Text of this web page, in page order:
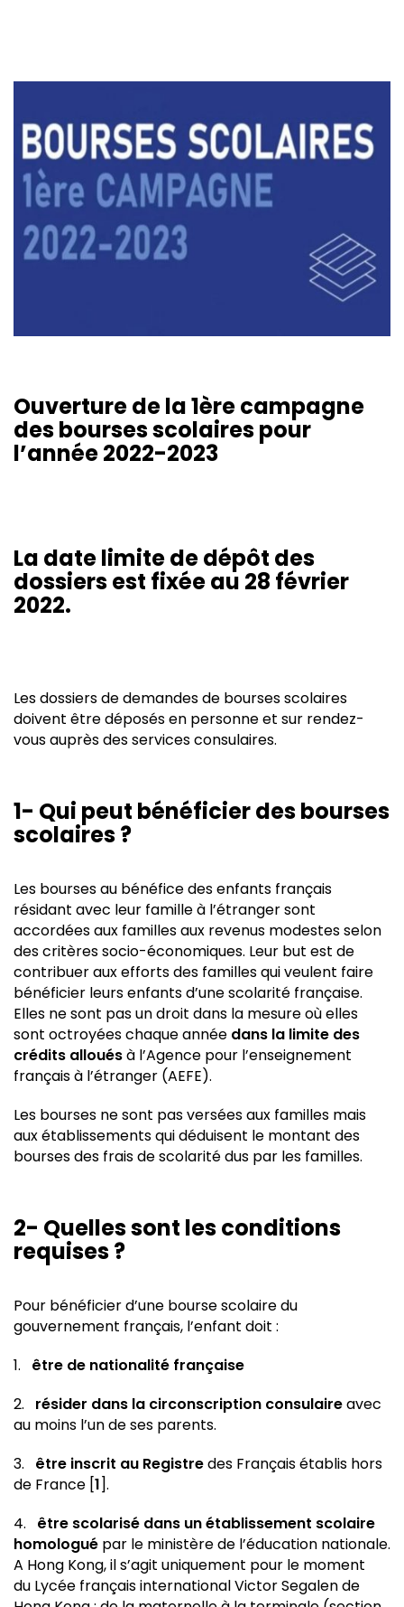
Ouverture de la 1ère campagne
des bourses scolaires pour
l’année 2022-2023
La date limite de dépôt des
dossiers est fixée au 28 février
2022.
Les dossiers de demandes de bourses scolaires
doivent être déposés en personne et sur rendez-
vous auprès des services consulaires.
1- Qui peut bénéficier des bourses
scolaires ?
Les bourses au bénéfice des enfants français
résidant avec leur famille à l’étranger sont
accordées aux familles aux revenus modestes selon
des critères socio-économiques. Leur but est de
contribuer aux efforts des familles qui veulent faire
bénéficier leurs enfants d’une scolarité française.
Elles ne sont pas un droit dans la mesure où elles
sont octroyées chaque année dans la limite des
crédits allouésà l’Agence pour l’enseignement
français à l’étranger (AEFE).
Les bourses ne sont pas versées aux familles mais
aux établissements qui déduisent le montant des
bourses des frais de scolarité dus par les familles.
2- Quelles sont les conditions
requises ?
Pour bénéficier d’une bourse scolaire du
gouvernement français, l’enfant doit :
1. être de nationalité française
2. résider dans la circonscription consulaireavec
au moins l’un de ses parents.
3. être inscrit au Registredes Français établis hors
de France [1].
4. être scolarisé dans un établissement scolaire
homologué par le ministère de l’éducation nationale.
A Hong Kong, il s’agit uniquement pour le moment
du Lycée français international Victor Segalen de